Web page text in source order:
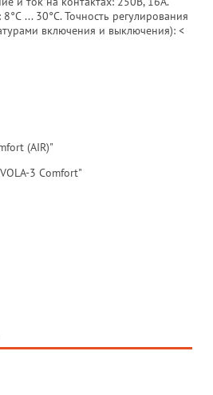
... 30°С. Точность регулирования
включения и выключения): <
(AIR)"
3 Comfort"